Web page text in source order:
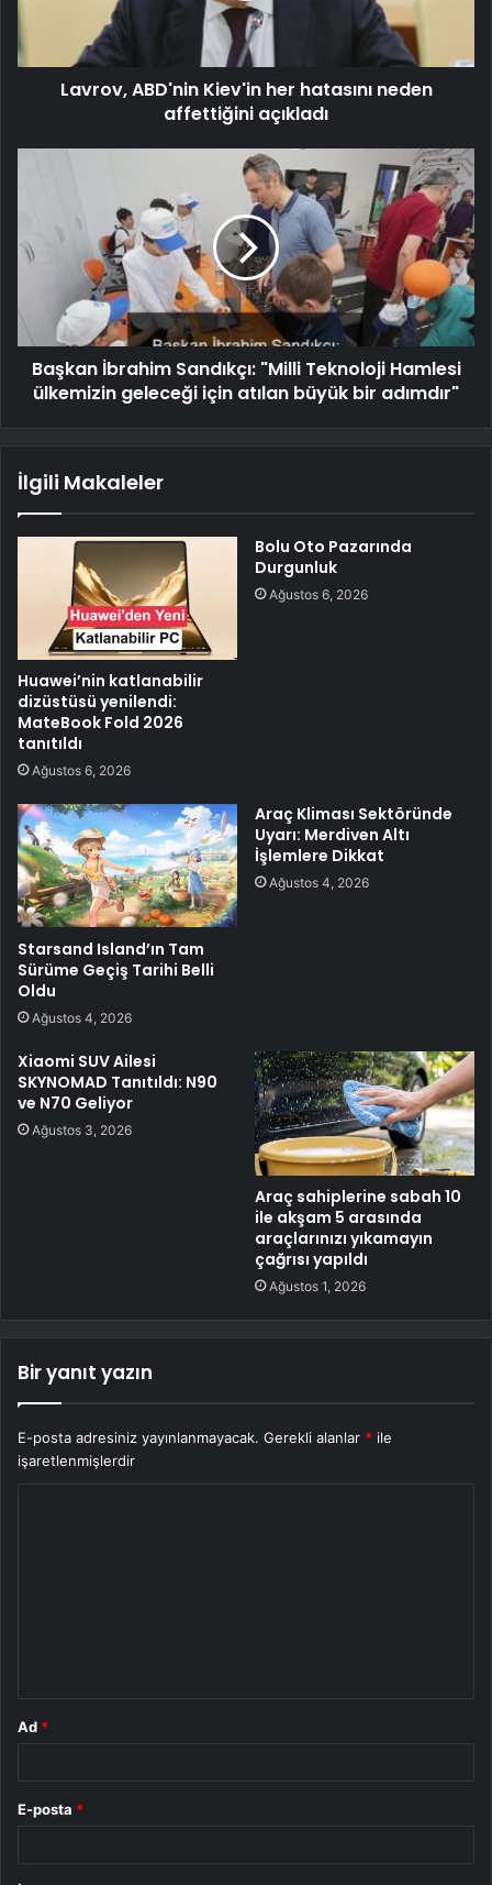
Lavrov, ABD'nin Kiev'in her hatasını neden
affettiğini açıkladı
Başkan İbrahim Sandıkçı: "Milli Teknoloji Hamlesi
ülkemizin geleceği için atılan büyük bir adımdır"
İlgili Makaleler
Huawei’nin katlanabilir
dizüstüsü yenilendi:
MateBook Fold 2026
tanıtıldı
Ağustos 6, 2026
Bolu Oto Pazarında
Durgunluk
Ağustos 6, 2026
Starsand Island’ın Tam
Sürüme Geçiş Tarihi Belli
Oldu
Ağustos 4, 2026
Araç Kliması Sektöründe
Uyarı: Merdiven Altı
İşlemlere Dikkat
Ağustos 4, 2026
Xiaomi SUV Ailesi
SKYNOMAD Tanıtıldı: N90
ve N70 Geliyor
Ağustos 3, 2026
Araç sahiplerine sabah 10
ile akşam 5 arasında
araçlarınızı yıkamayın
çağrısı yapıldı
Ağustos 1, 2026
Bir yanıt yazın
E-posta adresiniz yayınlanmayacak. Gerekli alanlar * ile
işaretlenmişlerdir
Ad *
E-posta *